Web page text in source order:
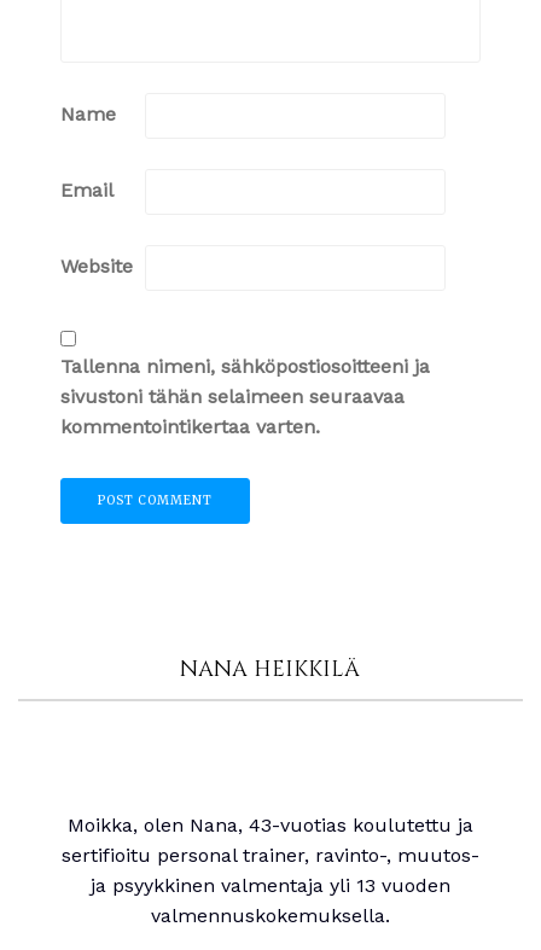
Name
Email
Website
Tallenna nimeni, sähköpostiosoitteeni ja
sivustoni tähän selaimeen seuraavaa
kommentointikertaa varten.
NANA HEIKKILÄ
Moikka, olen Nana, 43-vuotias koulutettu ja
sertifioitu personal trainer, ravinto-, muutos-
ja psyykkinen valmentaja yli 13 vuoden
valmennuskokemuksella.